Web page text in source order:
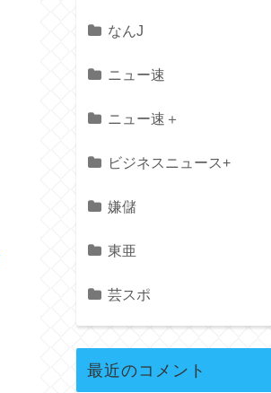
なんJ
ニュー速
ニュー速＋
ビジネスニュース+
嫌儲
東亜
芸スポ
最近のコメント